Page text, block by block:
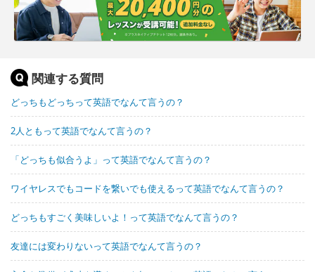
関連する質問
どっちもどっちって英語でなんて言うの？
2人ともって英語でなんて言うの？
「どっちも似合うよ」って英語でなんて言うの？
ワイヤレスでもコードを繋いでも使えるって英語でなんて言うの？
どっちもすごく美味しいよ！って英語でなんて言うの？
友達には変わりないって英語でなんて言うの？